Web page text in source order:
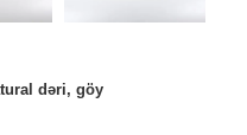
dəri, göy